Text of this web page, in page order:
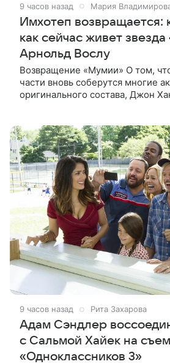
9 часов назад Мария
Имхотеп возвращается:
как сейчас живет
Арнольд Вослу
Возвращение «Мумии» О том,
части вновь соберутся многие
оригинального состава, Джон
9 часов назад Рита Захарова
Адам Сэндлер
с Сальмой Хайек на
«Одноклассников 3»